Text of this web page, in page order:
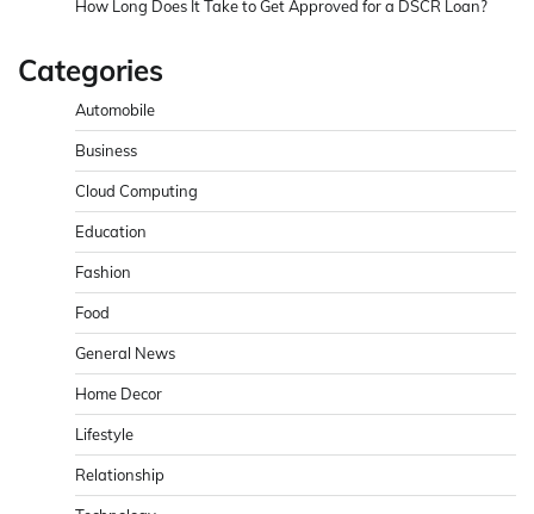
How Long Does It Take to Get Approved for a DSCR Loan?
Categories
Automobile
Business
Cloud Computing
Education
Fashion
Food
General News
Home Decor
Lifestyle
Relationship